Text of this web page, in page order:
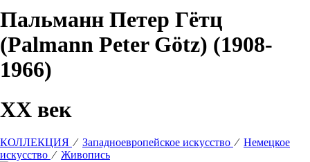
Пальманн Петер Гётц
(Palmann Peter Götz) (1908-
1966)
XX век
КОЛЛЕКЦИЯ ⁄ Западноевропейское искусство ⁄ Немецкое
искусство ⁄ Живопись